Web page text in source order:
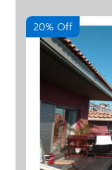
20% Off